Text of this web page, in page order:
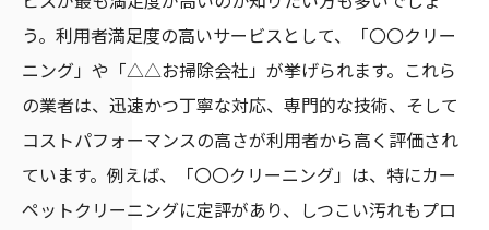
う。利用者満足度の高いサービスとして、「〇〇クリー
ニング」や「△△お掃除会社」が挙げられます。これら
の業者は、迅速かつ丁寧な対応、専門的な技術、そして
コストパフォーマンスの高さが利用者から高く評価され
ています。例えば、「〇〇クリーニング」は、特にカー
ペットクリーニングに定評があり、しつこい汚れもプロ